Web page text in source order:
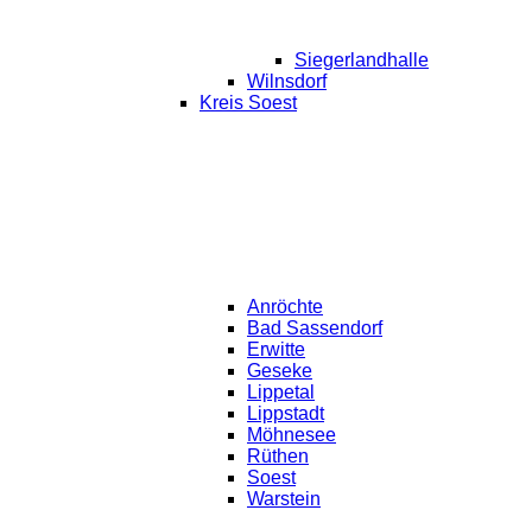
Siegerlandhalle
Wilnsdorf
Kreis Soest
Anröchte
Bad Sassendorf
Erwitte
Geseke
Lippetal
Lippstadt
Möhnesee
Rüthen
Soest
Warstein